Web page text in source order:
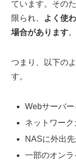
ています。その
限られ、 よく使
場合があります。
つまり、以下の
す。
Webサーバ
ネットワー
NASに外出
一部のオン